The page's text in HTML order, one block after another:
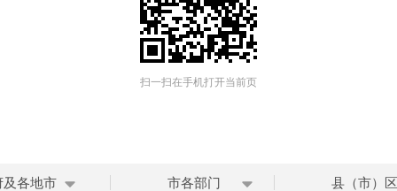
扫一扫在手机打开当前页
及各地市 市各部门 县（市）区